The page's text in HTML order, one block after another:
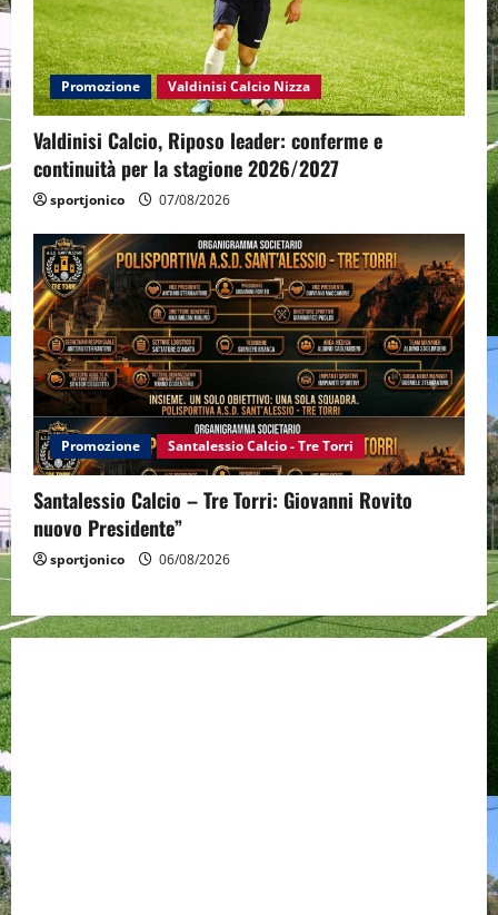
Promozione Valdinisi Calcio Nizza
Valdinisi Calcio, Riposo leader: conferme e
continuità per la stagione 2026/2027
sportjonico 07/08/2026
Promozione Santalessio Calcio - Tre Torri
Santalessio Calcio – Tre Torri: Giovanni Rovito
nuovo Presidente”
sportjonico 06/08/2026